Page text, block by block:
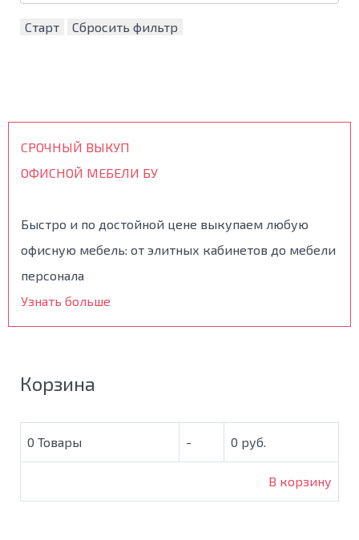
Старт Сбросить фильтр
СРОЧНЫЙ ВЫКУП
ОФИСНОЙ МЕБЕЛИ БУ
Быстро и по достойной цене выкупаем любую
офисную мебель: от элитных кабинетов до мебели
персонала
Узнать больше
Корзина
0 Товары - 0 руб.
В корзину